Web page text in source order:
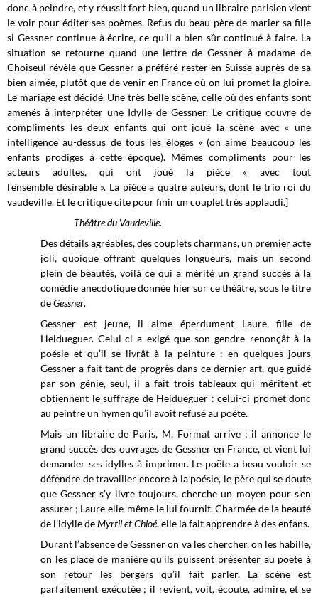
donc à peindre, et y réussit fort bien, quand un libraire parisien vient
le voir pour éditer ses poèmes. Refus du beau-père de marier sa fille
si Gessner continue à écrire, ce qu’il a bien sûr continué à faire. La
situation se retourne quand une lettre de Gessner à madame de
Choiseul révèle que Gessner a préféré rester en Suisse auprès de sa
bien aimée, plutôt que de venir en France où on lui promet la gloire.
Le mariage est décidé. Une très belle scène, celle où des enfants sont
amenés à interpréter une Idylle de Gessner. Le critique couvre de
compliments les deux enfants qui ont joué la scène avec « une
intelligence au-dessus de tous les éloges » (on aime beaucoup les
enfants prodiges à cette époque). Mêmes compliments pour les
acteurs adultes, qui ont joué la pièce « avec tout
l’ensemble désirable ». La pièce a quatre auteurs, dont le trio roi du
vaudeville. Et le critique cite pour finir un couplet très applaudi.]
Théâtre du Vaudeville.
Des détails agréables, des couplets charmans, un premier acte
joli, quoique offrant quelques longueurs, mais un second
plein de beautés, voilà ce qui a mérité un grand succès à la
comédie anecdotique donnée hier sur ce théâtre, sous le titre
deGessner.
Gessner est jeune, il aime éperdument Laure, fille de
Heidueguer. Celui-ci a exigé que son gendre renonçât à la
poésie et qu’il se livrât à la peinture : en quelques jours
Gessner a fait tant de progrès dans ce dernier art, que guidé
par son génie, seul, il a fait trois tableaux qui méritent et
obtiennent le suffrage de Heidueguer : celui-ci promet donc
au peintre un hymen qu’il avoit refusé au poëte.
Mais un libraire de Paris, M, Format arrive ; il annonce le
grand succès des ouvrages de Gessner en France, et vient lui
demander ses idylles à imprimer. Le poëte a beau vouloir se
défendre de travailler encore à la poésie, le père qui se doute
que Gessner s’y livre toujours, cherche un moyen pour s’en
assurer ; Laure elle-même le lui fournit. Charmée de la beauté
de l’idylle deMyrtil et Chloé, elle la fait apprendre à des enfans.
Durant l’absence de Gessner on va les chercher, on les habille,
on les place de manière qu’ils puissent présenter au poëte à
son retour les bergers qu’il fait parler. La scène est
parfaitement exécutée ; il revient, voit, écoute, admire, et se